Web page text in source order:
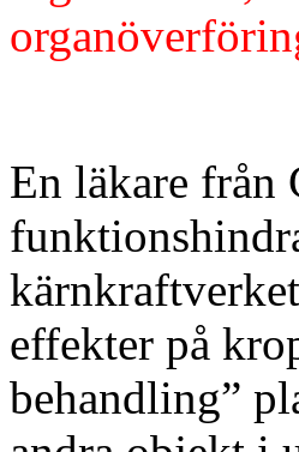
En läkare från
effekter på
behandling”